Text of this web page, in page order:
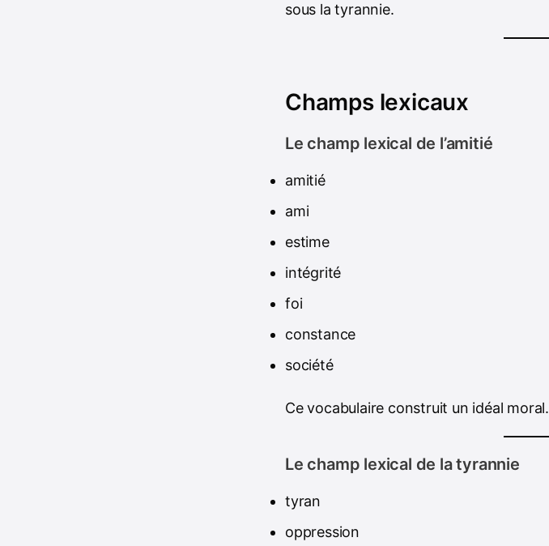
sous la tyrannie.
Champs lexicaux
Le champ lexical de l’amitié
amitié
ami
estime
intégrité
foi
constance
société
Ce vocabulaire construit un idéal moral.
Le champ lexical de la tyrannie
tyran
oppression